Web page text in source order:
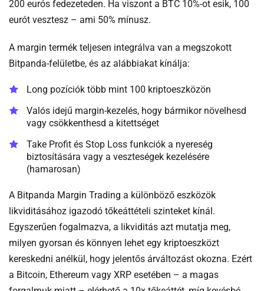
200 eurós fedezeteden. Ha viszont a BTC 10%-ot esik, 100
eurót vesztesz – ami 50% mínusz.
A margin termék teljesen integrálva van a megszokott
Bitpanda-felületbe, és az alábbiakat kínálja:
Long pozíciók több mint 100 kriptoeszközön
Valós idejű margin-kezelés, hogy bármikor növelhesd
vagy csökkenthesd a kitettséget
Take Profit és Stop Loss funkciók a nyereség
biztosítására vagy a veszteségek kezelésére
(hamarosan)
A Bitpanda Margin Trading a különböző eszközök
likviditásához igazodó tőkeáttételi szinteket kínál.
Egyszerűen fogalmazva, a likviditás azt mutatja meg,
milyen gyorsan és könnyen lehet egy kriptoeszközt
kereskedni anélkül, hogy jelentős árváltozást okozna. Ezért
a Bitcoin, Ethereum vagy XRP esetében – a magas